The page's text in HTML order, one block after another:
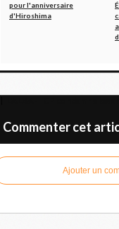
pour l'anniversaire
d'Hiroshima
Commenter cet
Ajouter un